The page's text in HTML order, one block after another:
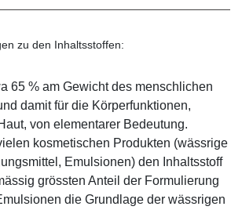
zu den Inhaltsstoffen:
65 % am Gewicht des menschlichen
damit für die Körperfunktionen,
von elementarer Bedeutung.
kosmetischen Produkten (wässrige
Emulsionen) den Inhaltsstoff
grössten Anteil der Formulierung
die Grundlage der wässrigen